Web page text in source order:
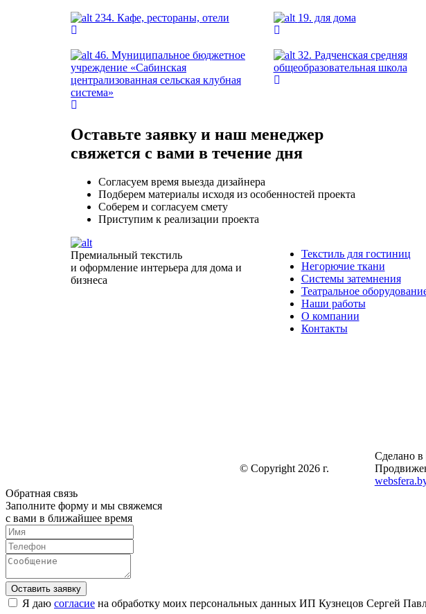
234. Кафе, рестораны, отели 19. для дома
46. Муниципальное бюджетное
учреждение «Сабинская
централизованная сельская клубная
система»
32. Радченская средняя
общеобразовательная школа
Оставьте заявку и наш менеджер
свяжется с вами в течение дня
Согласуем время выезда дизайнера
Подберем материалы исходя из особенностей проекта
Соберем и согласуем смету
Приступим к реализации проекта
Премиальный текстиль
и оформление интерьера для дома и
бизнеса
Текстиль для гостиниц
Негорючие ткани
Системы затемнения
Театральное
Наши работы
О компании
Контакты
© Copyright 2026 г.
Сделано в
Обратная связь
Заполните форму и мы свяжемся
с вами в ближайшее время
Я даю согласие на обработку моих персональных данных ИП Кузнецов Сергей